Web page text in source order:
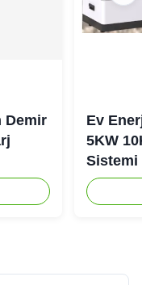
Demir
Ev
5KW
Sistemi